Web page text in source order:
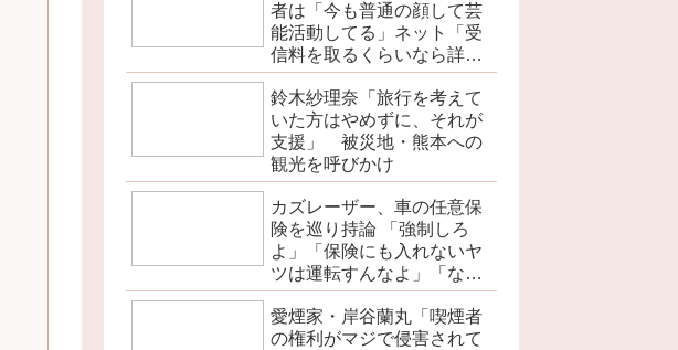
者は「今も普通の顔して芸
能活動してる」ネット「受
信料を取るくらいなら詳細
を伝えよ」
鈴木紗理奈「旅行を考えて
いた方はやめずに、それが
支援」 被災地・熊本への
観光を呼びかけ
カズレーザー、車の任意保
険を巡り持論 「強制しろ
よ」「保険にも入れないヤ
ツは運転すんなよ」「なん
で法律を改正しないの？」
愛煙家・岸谷蘭丸「喫煙者
の権利がマジで侵害されて